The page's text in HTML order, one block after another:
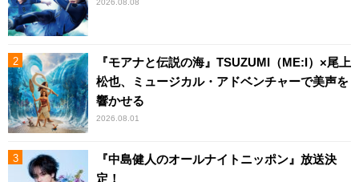
2026.08.08
『モアナと伝説の海』TSUZUMI（ME:I）×尾上
松也、ミュージカル・アドベンチャーで美声を
響かせる
2026.08.01
『中島健人のオールナイトニッポン』放送決
定！